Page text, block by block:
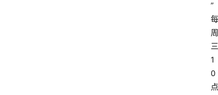
”
每
周
三
1
0
点